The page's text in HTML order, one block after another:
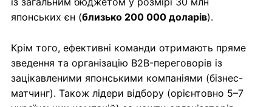
японських єн (близько 200 000 доларів).
Крім того, ефективні команди отримають пряме
зведення та організацію B2B-переговорів із
зацікавленими японськими компаніями (бізнес-
матчинг). Також лідери відбору (орієнтовно 5–7